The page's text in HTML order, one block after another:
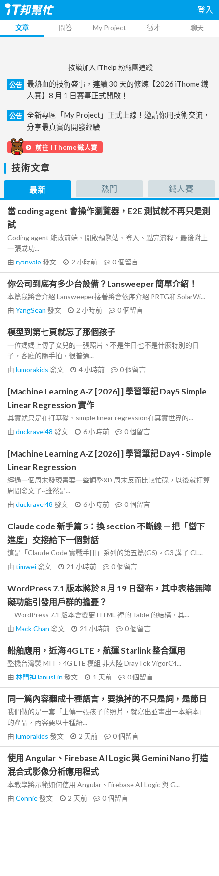
登入
文章 問答 My Project 徵才 聊天
按讚加入 iThelp 粉絲團追蹤
公告
最熱血的技術盛事，連續 30 天的修煉【2026 iThome 鐵
人賽】8 月 1 日賽事正式開啟！
公告
全新專區「My Project」正式上線！邀請你用技術交流，
分享最真實的開發經驗
前往 iThome鐵人賽
技術文章
最新 熱門 鐵人賽
當 coding agent 會操作瀏覽器，E2E 測試就不再只是測
試
Coding agent 能改前端、開啟預覽站、登入、點完流程，最後附上
一張成功...
由 ryanvale發文 2 小時前 0個留言
你公司到底有多少台設備？Lansweeper 簡單介紹！
本篇我將會介紹 Lansweeper接著將會依序介紹 PRTG和 SolarWi...
由 YangSean 發文 2 小時前 0個留言
模型到第七頁就忘了那個孩子
一位媽媽上傳了女兒的一張照片。不是生日也不是什麼特別的日
子，客廳的隨手拍，很普通...
由 lumorakids 發文 4 小時前 0個留言
[Machine Learning A-Z [2026] ] 學習筆記 Day5 Simple
Linear Regression 實作
其實就只是在打基礎、simple linear regression在真實世界的...
由 duckravel48 發文 6 小時前 0個留言
[Machine Learning A-Z [2026] ] 學習筆記 Day4 - Simple
Linear Regression
經過一個周末發現需要一些調整XD 周末反而比較忙碌，以後就打算
周間發文了~雖然是...
由 duckravel48 發文 6 小時前 0個留言
Claude code 新手篇 5：換 section 不斷線 — 把「當下
進度」交接給下一個對話
這是「Claude Code 實戰手冊」系列的第五篇(G5)。G3 講了 CL...
由 timwei發文 21 小時前 0個留言
WordPress 7.1 版本將於 8 月 19 日發布，其中表格無障
礙功能引發用戶群的擔憂？
WordPress 7.1 版本會變更 HTML 裡的 Table 的結構，其...
由 Mack Chan 發文 21 小時前 0個留言
船舶應用，近海 4G LTE，航運 Starlink 整合運用
整機台灣製 MIT，4G LTE 模組 非大陸 DrayTek VigorC4...
由 林門神JanusLin 發文 1 天前 0個留言
同一篇內容翻成十種語言，要換掉的不只是詞，是節日
我們做的是一套「上傳一張孩子的照片，就寫出並畫出一本繪本」
的產品，內容要以十種語...
由 lumorakids 發文 2 天前 0個留言
使用 Angular、Firebase AI Logic 與 Gemini Nano 打造
混合式影像分析應用程式
本教學將示範如何使用 Angular、Firebase AI Logic 與 G...
由 Connie發文 2 天前 0個留言